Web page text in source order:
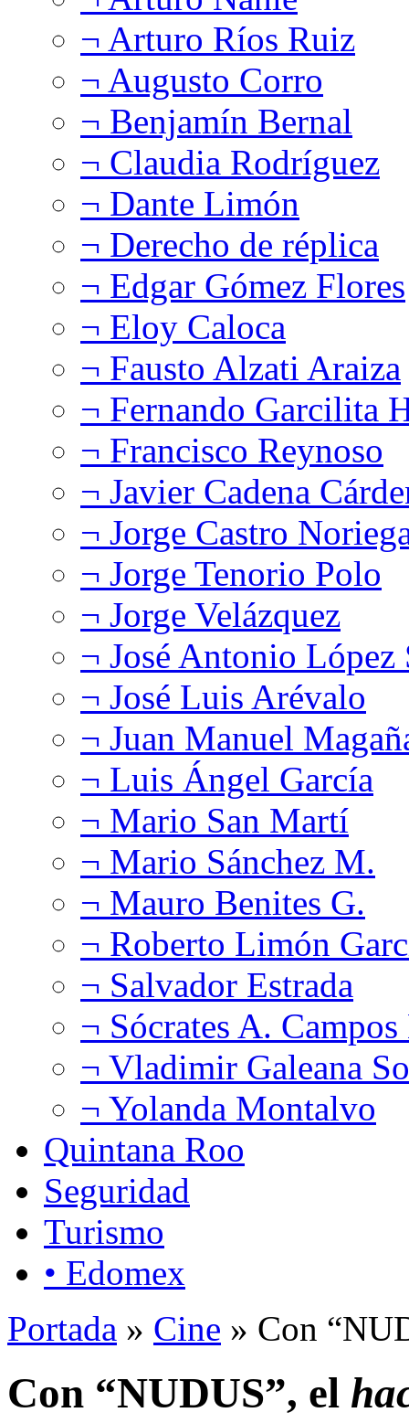
¬ Arturo Ríos Ruiz
¬ Augusto Corro
¬ Benjamín Bernal
¬ Claudia Rodríguez
¬ Dante Limón
¬ Derecho de réplica
¬ Edgar Gómez Flores
¬ Eloy Caloca
¬ Fausto Alzati Araiza
¬ Fernando Garcilita
¬ Francisco Reynoso
¬ Javier Cadena
¬ Jorge Castro
¬ Jorge Tenorio Polo
¬ Jorge Velázquez
¬ José Antonio López
¬ José Luis Arévalo
¬ Juan Manuel
¬ Luis Ángel García
¬ Mario San Martí
¬ Mario Sánchez M.
¬ Mauro Benites G.
¬ Roberto Limón
¬ Salvador Estrada
¬ Sócrates A.
¬ Vladimir Galeana
¬ Yolanda Montalvo
Quintana Roo
Seguridad
Turismo
• Edomex
Portada » Cine » Con
Con “NUDUS”, el